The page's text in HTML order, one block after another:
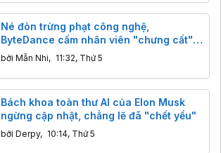
Né đòn trừng phạt công nghệ,
ByteDance cấm nhân viên "chưng cất"
mô hình AI Mỹ
bởi Mẫn Nhi, 11:32, Thứ 5
Bách khoa toàn thư AI của Elon Musk
ngừng cập nhật, chẳng lẽ đã "chết yểu"
bởi Derpy, 10:14, Thứ 5